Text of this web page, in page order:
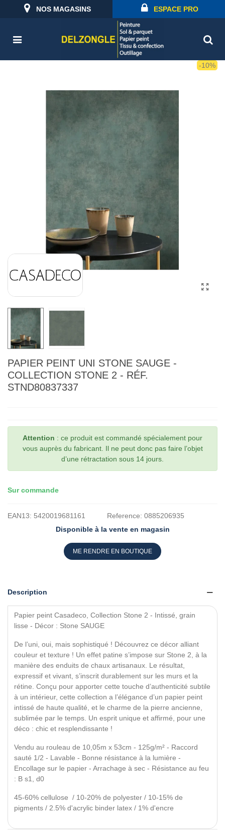
NOS MAGASINS ESPACE PRO
-10%
PAPIER PEINT UNI STONE SAUGE -
COLLECTION STONE 2 - RÉF.
STND80837337
Attention : ce produit est commandé spécialement pour
vous auprès du fabricant. Il ne peut donc pas faire l’objet
d’une rétractation sous 14 jours.
Sur commande
EAN13: 5420019681161 Reference: 0885206935
Disponible à la vente en magasin
ME RENDRE EN BOUTIQUE
Description
Papier peint Casadeco, Collection Stone 2 - Intissé, grain
lisse - Décor : Stone SAUGE
De l’uni, oui, mais sophistiqué ! Découvrez ce décor alliant
couleur et texture ! Un effet patine s’impose sur Stone 2, à la
manière des enduits de chaux artisanaux. Le résultat,
expressif et vivant, s’inscrit durablement sur les murs et la
rétine. Conçu pour apporter cette touche d’authenticité subtile
à un intérieur, cette collection a l’élégance d’un papier peint
intissé de haute qualité, et le charme de la pierre ancienne,
sublimée par le temps. Un esprit unique et affirmé, pour une
déco : chic et resplendissante !
Vendu au rouleau de 10,05m x 53cm - 125g/m² - Raccord
sauté 1/2 - Lavable - Bonne résistance à la lumière -
Encollage sur le papier - Arrachage à sec - Résistance au feu
: B s1, d0
45-60% cellulose / 10-20% de polyester / 10-15% de
pigments / 2.5% d'acrylic binder latex / 1% d'encre